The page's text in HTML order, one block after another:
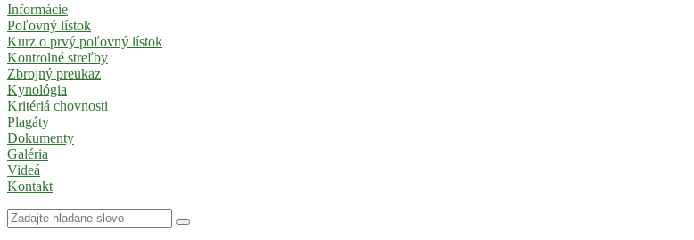
Informácie
Poľovný lístok
Kurz o prvý poľovný lístok
Kontrolné streľby
Zbrojný preukaz
Kynológia
Kritériá chovnosti
Plagáty
Dokumenty
Galéria
Videá
Kontakt